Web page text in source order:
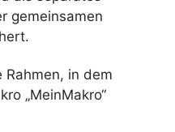
gemeinsamen
Rahmen, in dem
„MeinMakro“